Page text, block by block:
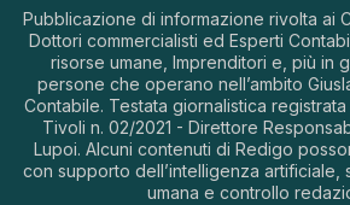
Pubblicazione di informazione rivolta ai
Dottori commercialisti ed Esperti
risorse umane, Imprenditori e, più in
persone che operano nell’ambito
Contabile. Testata giornalistica
Tivoli n. 02/2021 - Direttore
Lupoi. Alcuni contenuti di Redigo
con supporto dell’intelligenza artificiale,
umana e controllo